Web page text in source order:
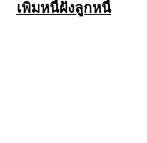
เพิ่มหนี้ฝั่งลูกหนี้